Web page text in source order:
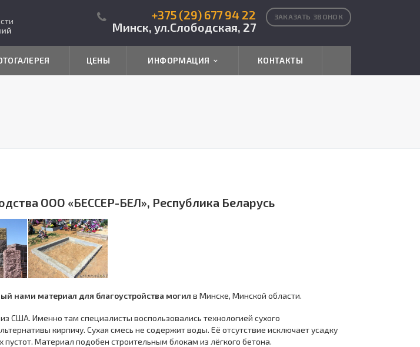
ЗАКАЗАТЬ ЗВОНОК
+375 (29) 677 94 22
Минск, ул.Слободская, 27
ЦЕНЫ ИНФОРМАЦИЯ КОНТАКТЫ
ООО «БЕССЕР-БЕЛ», Республика Беларусь
нами материал для благоустройства могил в Минске, Минской области.
США. Именно там специалисты воспользовались технологией сухого
кирпичу. Сухая смесь не содержит воды. Её отсутствие исключает усадку
пустот. Материал подобен строительным блокам из лёгкого бетона.